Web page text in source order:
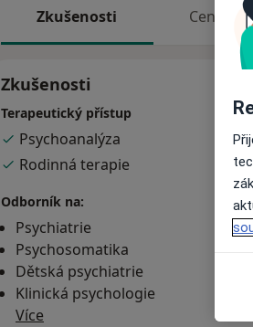
Zkušenosti Ceník
Zkušenosti
Terapeutický přístup
Psychoanalýza
Rodinná terapie
Odborník na:
Psychiatrie
Psychosomatika
Dětská psychiatrie
Klinická psychologie
Více